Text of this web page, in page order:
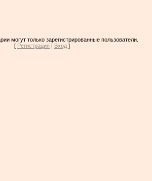
могут только зарегистрированные пользователи.
[ Регистрация | Вход ]